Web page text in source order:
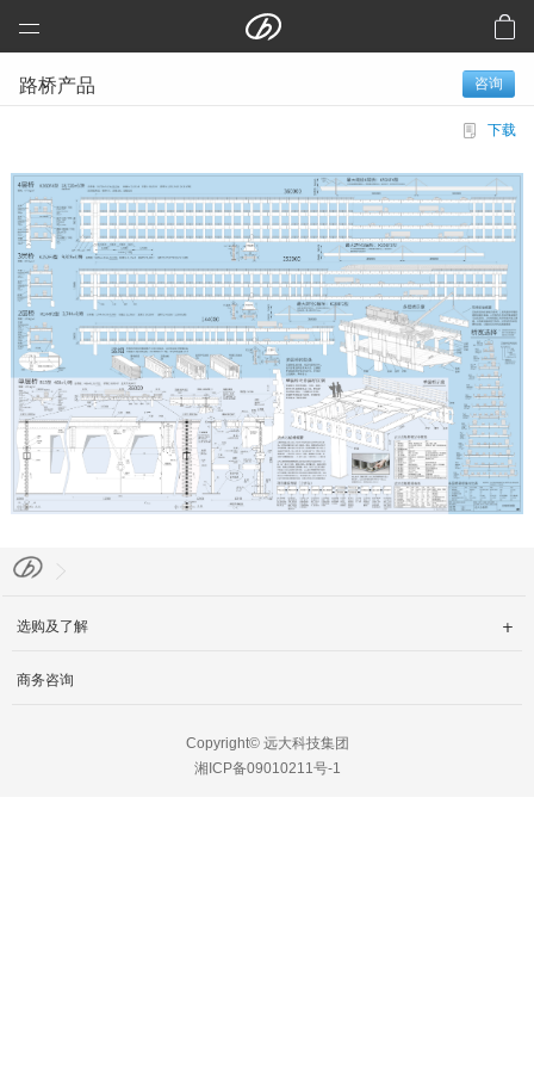
远大科技集团
芯交通
铝风电
芯板材料
中央空调
洁净空气
合同能源管理
建筑节能改造
再生资源
加入远大
路桥产品 咨询
下载
选购及了解 
商务咨询
Copyright© 远大科技集团
湘ICP备09010211号-1